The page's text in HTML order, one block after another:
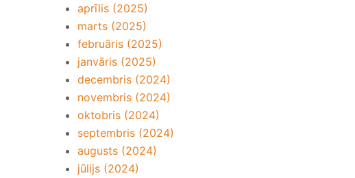
aprīlis (2025)
marts (2025)
februāris (2025)
janvāris (2025)
decembris (2024)
novembris (2024)
oktobris (2024)
septembris (2024)
augusts (2024)
jūlijs (2024)